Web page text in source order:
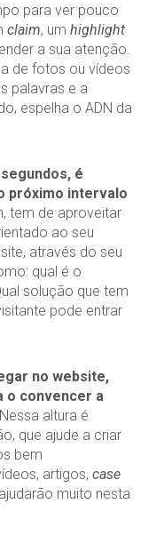
para ver pouco
claim, um highlight
a sua atenção.
de fotos ou vídeos
palavras e a
espelha o ADN da
é
próximo intervalo
tem de aproveitar
ao seu
através do seu
qual é o
solução que tem
pode entrar
no website,
o convencer a
altura é
que ajude a criar
bem
artigos, case
muito nesta